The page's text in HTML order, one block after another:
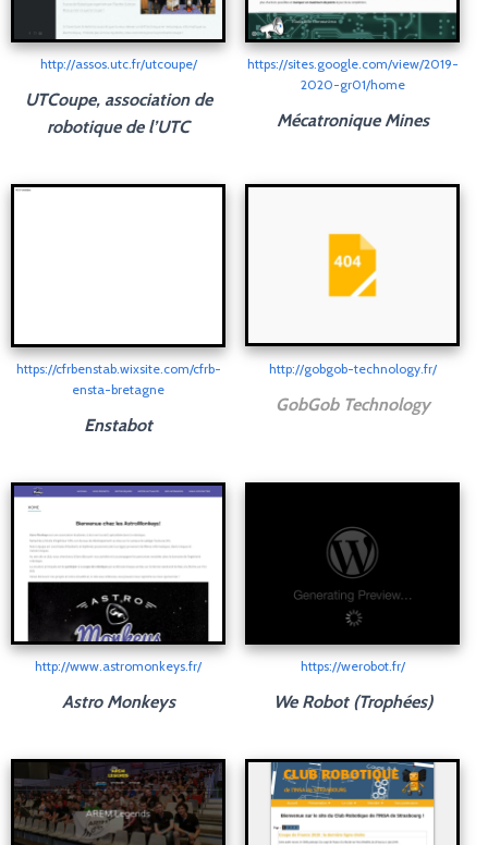
http://assos.utc.fr/utcoupe/
UTCoupe, association de
robotique de l’UTC
https://sites.google.com/view/2019-
2020-gr01/home
Mécatronique Mines
https://cfrbenstab.wixsite.com/cfrb-
ensta-bretagne
Enstabot
http://gobgob-technology.fr/
GobGob Technology
http://www.astromonkeys.fr/
Astro Monkeys
https://werobot.fr/
We Robot (Trophées)